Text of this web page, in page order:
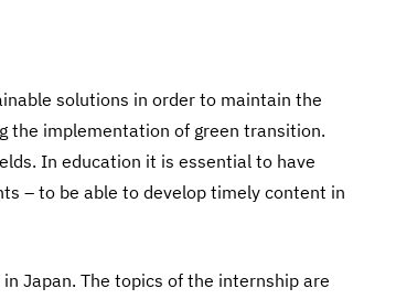
solutions in order to maintain the
the implementation of green transition.
In education it is essential to have
– to be able to develop timely content in
Japan. The topics of the internship are